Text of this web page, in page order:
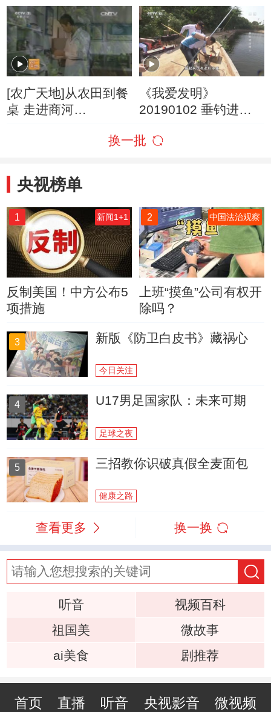
(20160127)
[农广天地]从农田到餐
桌 走进商河
《我爱发明》
20190102 垂钓进行
换一批
央视榜单
1 新闻1+1
反制美国！中方公布5
项措施
2 中国法治观察
上班“摸鱼”公司有权开
除吗？
3 新版《防卫白皮书》藏祸心
今日关注
4 U17男足国家队：未来可期
足球之夜
5 三招教你识破真假全麦面包
健康之路
查看更多 换一换
听音
视频百科
祖国美
微故事
ai美食
剧推荐
首页 直播 听音 央视影音 微视频